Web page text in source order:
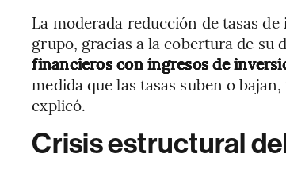
La moderada reducción de tasas
grupo, gracias a la cobertura de su
financieros con ingresos de
medida que las tasas suben o
explicó.
Crisis estructural